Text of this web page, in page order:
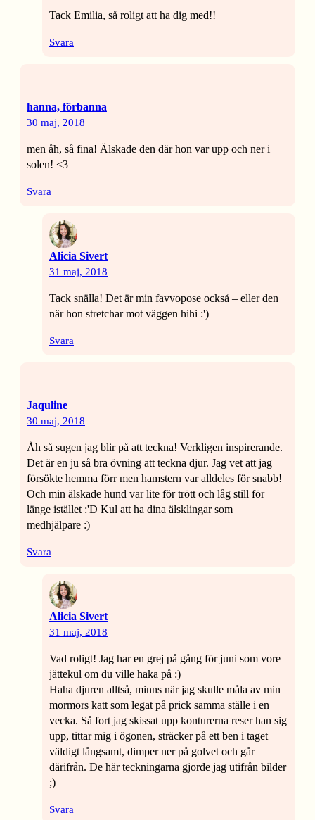
Tack Emilia, så roligt att ha dig med!!
Svara
hanna, förbanna
30 maj, 2018
men åh, så fina! Älskade den där hon var upp och ner i
solen! <3
Svara
Alicia Sivert
31 maj, 2018
Tack snälla! Det är min favvopose också – eller den
när hon stretchar mot väggen hihi :')
Svara
Jaquline
30 maj, 2018
Åh så sugen jag blir på att teckna! Verkligen inspirerande.
Det är en ju så bra övning att teckna djur. Jag vet att jag
försökte hemma förr men hamstern var alldeles för snabb!
Och min älskade hund var lite för trött och låg still för
länge istället :'D Kul att ha dina älsklingar som
medhjälpare :)
Svara
Alicia Sivert
31 maj, 2018
Vad roligt! Jag har en grej på gång för juni som vore
jättekul om du ville haka på :)
Haha djuren alltså, minns när jag skulle måla av min
mormors katt som legat på prick samma ställe i en
vecka. Så fort jag skissat upp konturerna reser han sig
upp, tittar mig i ögonen, sträcker på ett ben i taget
väldigt långsamt, dimper ner på golvet och går
därifrån. De här teckningarna gjorde jag utifrån bilder
;)
Svara